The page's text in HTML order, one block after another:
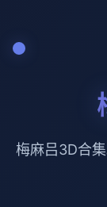
梅麻吕3D合